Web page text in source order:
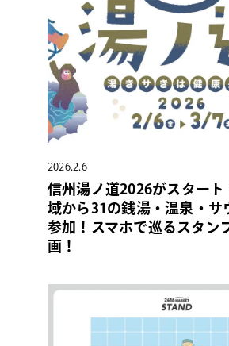
2026.2.6
信州湯ノ道2026がスタート
域から31の銭湯・温泉・サ
参加！スマホで巡るスタン
画！